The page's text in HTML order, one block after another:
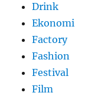
Drink
Ekonomi
Factory
Fashion
Festival
Film